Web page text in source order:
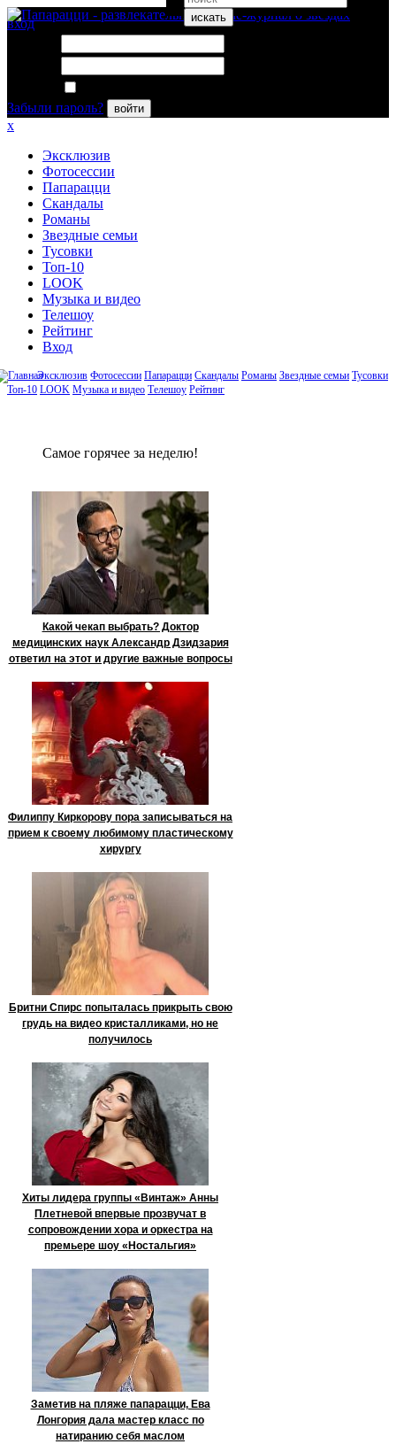
искать
вход
Забыли пароль?
войти
x
Эксклюзив
Фотосессии
Папарацци
Скандалы
Романы
Звездные семьи
Тусовки
Топ-10
LOOK
Музыка и видео
Телешоу
Рейтинг
Вход
Эксклюзив Фотосессии Папарацци Скандалы Романы Звездные семьи Тусовки
Топ-10 LOOK Музыка и видео Телешоу Рейтинг
Сaмое гoрячее за неделю!
Какой чекап выбрать? Доктор
медицинских наук Александр Дзидзария
ответил на этот и другие важные вопросы
Филиппу Киркорову пора записываться на
прием к своему любимому пластическому
хирургу
Бритни Спирс попыталась прикрыть свою
грудь на видео кристалликами, но не
получилось
Хиты лидера группы «Винтаж» Анны
Плетневой впервые прозвучат в
сопровождении хора и оркестра на
премьере шоу «Ностальгия»
Заметив на пляже папарацци, Ева
Лонгория дала мастер класс по
натиранию себя маслом